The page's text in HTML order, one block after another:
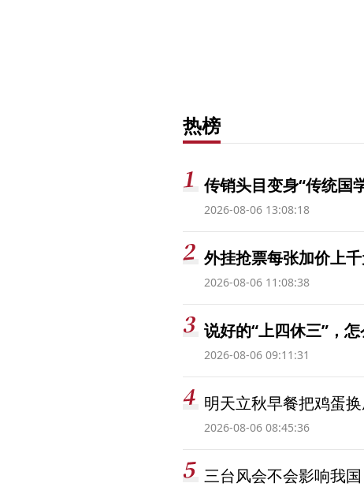
热榜
传销头目变身“传统国
2026-08-06 13:08:18
外挂抢票每张加价上
2026-08-06 11:08:38
说好的“上四休三”，
2026-08-06 09:11:31
明天立秋早餐把鸡蛋
2026-08-06 08:45:36
三台风会不会影响我